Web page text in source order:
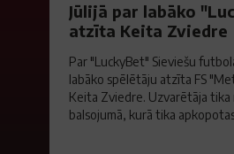
Jūlijā par labāko
atzīta Keita Zviedre
Par "LuckyBet" Sieviešu
labāko spēlētāju atzīta FS
Keita Zviedre. Uzvarētāja tika
balsojumā, kurā tika